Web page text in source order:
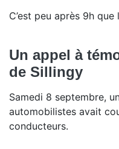
C’est peu après 9h
Un appel à
de Sillingy
Samedi 8 septembre,
automobilistes avait
conducteurs.